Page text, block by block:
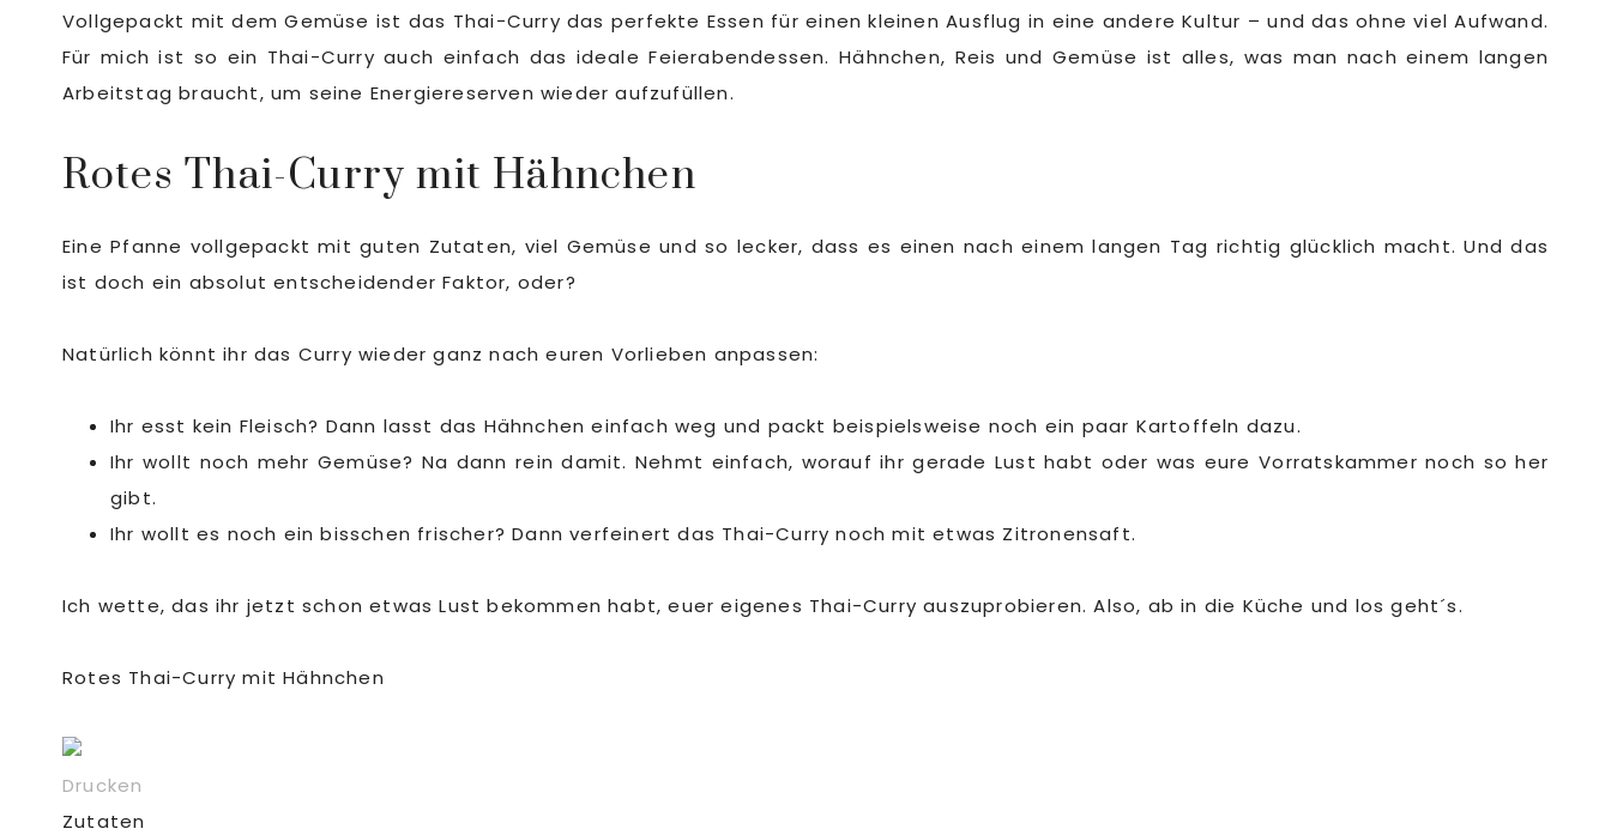
Vollgepackt mit dem Gemüse ist das Thai-Curry das perfekte Essen für einen kleinen Ausflug in eine andere Kultur – und das ohne viel Aufwand.
Für mich ist so ein Thai-Curry auch einfach das ideale Feierabendessen. Hähnchen, Reis und Gemüse ist alles, was man nach einem langen
Arbeitstag braucht, um seine Energiereserven wieder aufzufüllen.
Rotes Thai-Curry mit Hähnchen
Eine Pfanne vollgepackt mit guten Zutaten, viel Gemüse und so lecker, dass es einen nach einem langen Tag richtig glücklich macht. Und das
ist doch ein absolut entscheidender Faktor, oder?
Natürlich könnt ihr das Curry wieder ganz nach euren Vorlieben anpassen:
Ihr esst kein Fleisch? Dann lasst das Hähnchen einfach weg und packt beispielsweise noch ein paar Kartoffeln dazu.
Ihr wollt noch mehr Gemüse? Na dann rein damit. Nehmt einfach, worauf ihr gerade Lust habt oder was eure Vorratskammer noch so her
gibt.
Ihr wollt es noch ein bisschen frischer? Dann verfeinert das Thai-Curry noch mit etwas Zitronensaft.
Ich wette, das ihr jetzt schon etwas Lust bekommen habt, euer eigenes Thai-Curry auszuprobieren. Also, ab in die Küche und los geht´s.
Rotes Thai-Curry mit Hähnchen
Drucken
Zutaten